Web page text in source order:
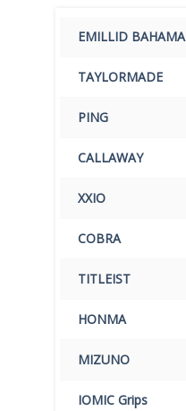
EMILLID BAHAMA
TAYLORMADE
PING
CALLAWAY
XXIO
COBRA
TITLEIST
HONMA
MIZUNO
IOMIC Grips